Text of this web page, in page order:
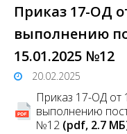
Приказ 17-ОД
выполнению
15.01.2025 №12
20.02.2025
Приказ 17-ОД от
выполнению
№12 (pdf, 2.7